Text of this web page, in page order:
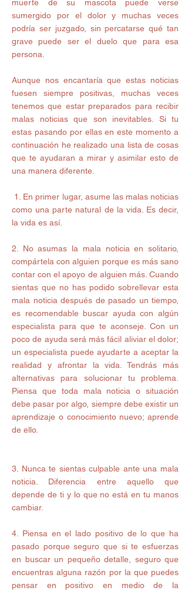
muerte de su mascota puede verse
sumergido por el dolor y muchas veces
podría ser juzgado, sin percatarse qué tan
grave puede ser el duelo que para esa
persona.
Aunque nos encantaría que estas noticias
fuesen siempre positivas, muchas veces
tenemos que estar preparados para recibir
malas noticias que son inevitables. Si tu
estas pasando por ellas en este momento a
continuación he realizado una lista de cosas
que te ayudaran a mirar y asimilar esto de
una manera diferente.
como una parte natural de la vida. Es decir,
la vida es así.
2. No asumas la mala noticia en solitario,
compártela con alguien porque es más sano
contar con el apoyo de alguien más. Cuando
sientas que no has podido sobrellevar esta
mala noticia después de pasado un tiempo,
es recomendable buscar ayuda con algún
especialista para que te aconseje. Con un
poco de ayuda será más fácil aliviar el dolor;
un especialista puede ayudarte a aceptar la
realidad y afrontar la vida. Tendrás más
alternativas para solucionar tu problema.
Piensa que toda mala noticia o situación
debe pasar por algo, siempre debe existir un
aprendizaje o conocimiento nuevo; aprende
de ello.
3. Nunca te sientas culpable ante una mala
noticia. Diferencia entre aquello que
depende de ti y lo que no está en tu manos
cambiar.
4. Piensa en el lado positivo de lo que ha
pasado porque seguro que si te esfuerzas
en buscar un pequeño detalle, seguro que
encuentras alguna razón por la que puedes
pensar en positivo en medio de la